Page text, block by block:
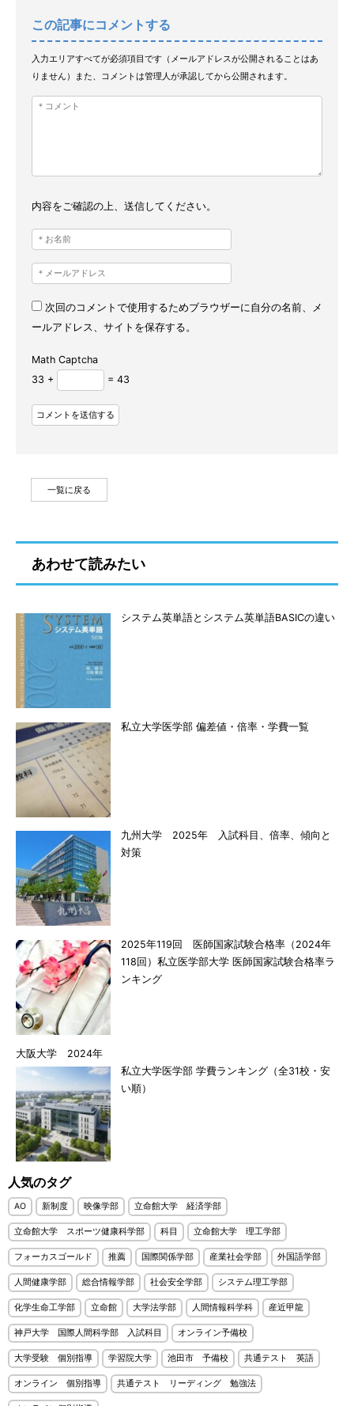
この記事にコメントする
入力エリアすべてが必須項目です（メールアドレスが公開されることはあ
りません）また、コメントは管理人が承認してから公開されます。
内容をご確認の上、送信してください。
次回のコメントで使用するためブラウザーに自分の名前、メ
ールアドレス、サイトを保存する。
Math Captcha
33 +
= 43
一覧に戻る
あわせて読みたい
システム英単語とシステム英単語BASICの違い
私立大学医学部 偏差値・倍率・学費一覧
九州大学 2025年 入試科目、倍率、傾向と
対策
2025年119回 医師国家試験合格率（2024年
118回）私立医学部大学 医師国家試験合格率ラ
ンキング
大阪大学 2024年
私立大学医学部 学費ランキング（全31校・安
い順）
人気のタグ
AO 新制度 映像学部 立命館大学 経済学部
立命館大学 スポーツ健康科学部 科目 立命館大学 理工学部
フォーカスゴールド 推薦 国際関係学部 産業社会学部 外国語学部
人間健康学部 総合情報学部 社会安全学部 システム理工学部
化学生命工学部 立命館 大学法学部 人間情報科学科 産近甲龍
神戸大学 国際人間科学部 入試科目 オンライン予備校
大学受験 個別指導 学習院大学 池田市 予備校 共通テスト 英語
オンライン 個別指導 共通テスト リーディング 勉強法